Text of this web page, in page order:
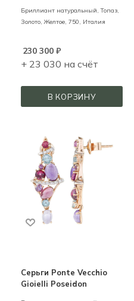
Бриллиант натуральный, Топаз,
Золото, Желтое, 750, Италия
230 300 ₽
+ 23 030 на счёт
В КОРЗИНУ
Серьги Ponte Vecchio
Gioielli Poseidon